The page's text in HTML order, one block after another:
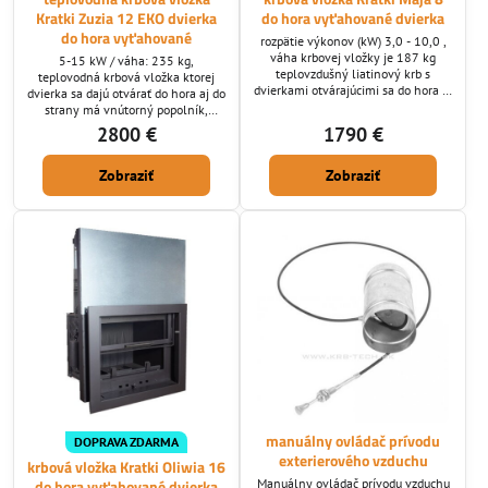
Kratki Zuzia 12 EKO dvierka
do hora vyťahované
5-15 kW / váha: 235 kg,
teplovodná krbová vložka ktorej
dvierka sa dajú otvárať do hora aj do
strany má vnútorný popolník,
korpus je vyrobený s 4 mm hrubej
žiaruvzdornej ocele . Dvierka a dno
krbovej vložky je vyrobené s liatiny.
Krbová vložka spĺňa kritéria eko
2800 €
Zobraziť
do hora vyťahované dvierka
rozpätie výkonov (kW) 3,0 - 10,0 ,
váha krbovej vložky je 187 kg
teplovzdušný liatinový krb s
dvierkami otvárajúcimi sa do hora aj
spĺňa kritéria eko projektov a
BImSchV 2.
1790 €
Zobraziť
DOPRAVA ZDARMA
krbová vložka Kratki Oliwia 16
manuálny ovládač prívodu
exterierového vzduchu
Manuálny ovládač prívodu vzduchu